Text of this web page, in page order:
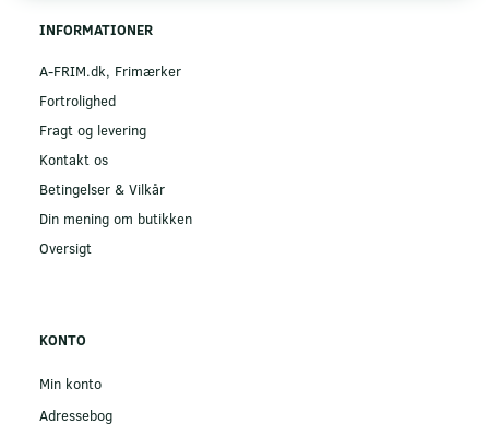
INFORMATIONER
A-FRIM.dk, Frimærker
Fortrolighed
Fragt og levering
Kontakt os
Betingelser & Vilkår
Din mening om butikken
Oversigt
KONTO
Min konto
Adressebog